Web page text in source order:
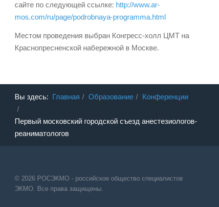
сайте по следующей ссылке: http://www.ar-
mos.com/ru/page/podrobnaya-programma.html
Местом проведения выбран Конгресс-холл ЦМТ на
Краснопресненской набережной в Москве.
Вы здесь: Главная Образование Конференции
Первый московский городской съезд анестезиологов-
реаниматологов
© 2026 РОСЭКМО - российское общество специалистов
ЭКМО. Все права защищены.